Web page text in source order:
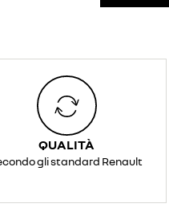
QUALITÀ
gli standard Renault